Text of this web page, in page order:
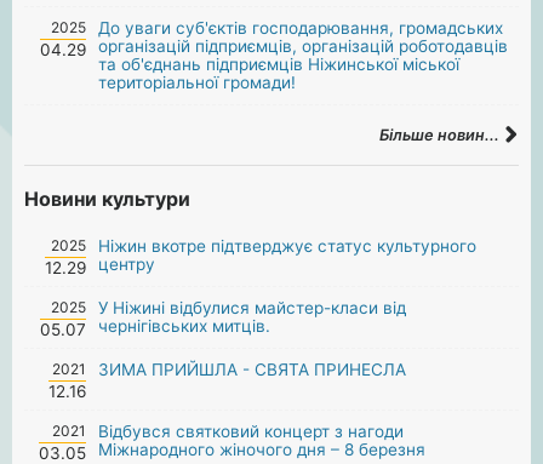
2025
04.29
До уваги суб'єктів господарювання, громадських
організацій підприємців, організацій роботодавців
та об'єднань підприємців Ніжинської міської
територіальної громади!
Більше новин...
Новини культури
2025
12.29
Ніжин вкотре підтверджує статус культурного
центру
2025
05.07
У Ніжині відбулися майстер-класи від
чернігівських митців.
2021
12.16
ЗИМА ПРИЙШЛА - СВЯТА ПРИНЕСЛА
2021
03.05
Відбувся святковий концерт з нагоди
Міжнародного жіночого дня – 8 березня